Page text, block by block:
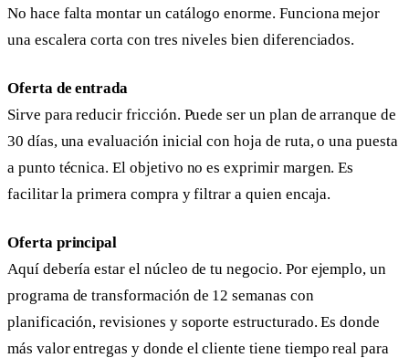
No hace falta montar un catálogo enorme. Funciona mejor
una escalera corta con tres niveles bien diferenciados.
Oferta de entrada
Sirve para reducir fricción. Puede ser un plan de arranque de
30 días, una evaluación inicial con hoja de ruta, o una puesta
a punto técnica. El objetivo no es exprimir margen. Es
facilitar la primera compra y filtrar a quien encaja.
Oferta principal
Aquí debería estar el núcleo de tu negocio. Por ejemplo, un
programa de transformación de 12 semanas con
planificación, revisiones y soporte estructurado. Es donde
más valor entregas y donde el cliente tiene tiempo real para